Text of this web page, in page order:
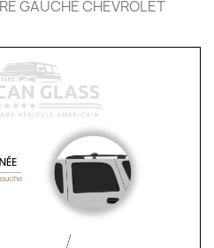
GAUCHE CHEVROLET